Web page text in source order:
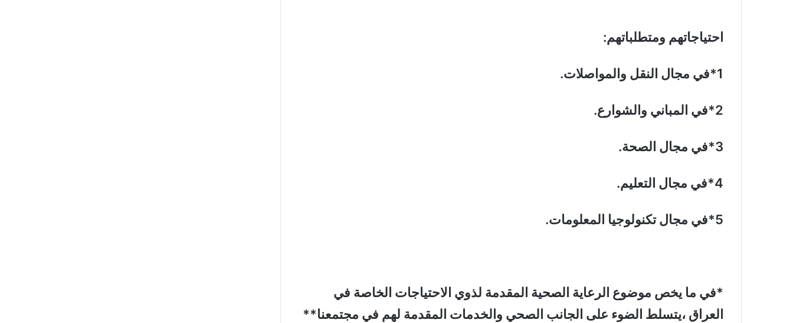
احتياجاتهم ومتطلباتهم:
1* في مجال النقل والمواصلات.
2* في المباني والشوارع.
3* في مجال الصحة.
4* في مجال التعليم.
5* في مجال تكنولوجيا المعلومات.
*في ما يخص موضوع الرعاية الصحية المقدمة لذوي الاحتياجات الخاصة في
العراق ،يتسلط الضوء على الجانب الصحي والخدمات المقدمة لهم في مجتمعنا**